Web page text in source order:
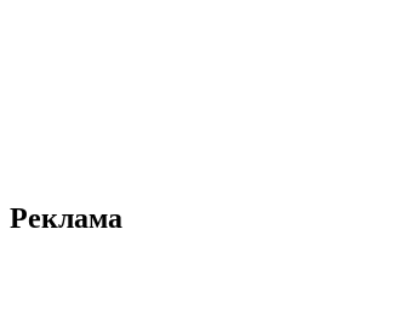
Реклама